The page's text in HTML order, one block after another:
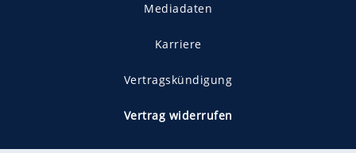
Mediadaten
Karriere
Vertragskündigung
Vertrag widerrufen